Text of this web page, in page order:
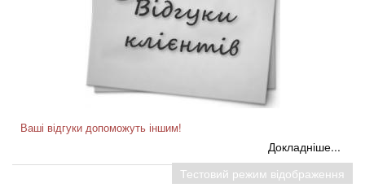
Ваші відгуки допоможуть іншим!
Відтепер на сторінку кожного платного клієнта на сайті
Будь-який користувач інтернету може відвідати сторінку тієї чи
іншої фірми та залишити після авторизації свій позитивний або,
Докладніше...
Тестовий режим відображення